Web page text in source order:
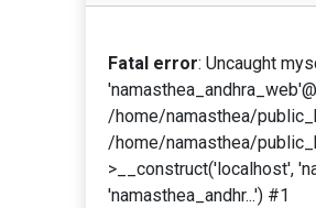
Fatal error: Uncaught
/home/namasthea/
/home/namasthea/
>__construct('localhost',
'namasthea_andhr...') #1